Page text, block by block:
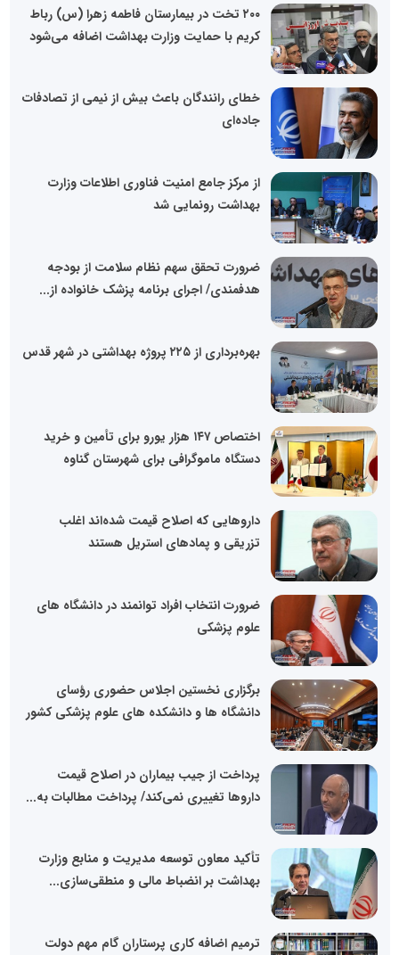
۲۰۰ تخت در بیمارستان فاطمه زهرا (س) رباط
کریم با حمایت وزارت بهداشت اضافه می‌شود
خطای رانندگان باعث بیش از نیمی از تصادفات
جاده‌ای
از مرکز جامع امنیت فناوری اطلاعات وزارت
بهداشت رونمایی شد
ضرورت تحقق سهم نظام سلامت از بودجه
هدفمندی/ اجرای برنامه پزشک خانواده از...
بهره‌برداری از ۲۲۵ پروژه بهداشتی در شهر قدس
اختصاص ۱۴۷ هزار یورو برای تأمین و خرید
دستگاه ماموگرافی برای شهرستان گناوه
داروهایی که اصلاح قیمت شده‌اند اغلب
تزریقی و پمادهای استریل هستند
ضرورت انتخاب افراد توانمند در دانشگاه های
علوم پزشکی
برگزاری نخستین اجلاس حضوری رؤسای
دانشگاه ها و دانشکده های علوم پزشکی کشور
پرداخت از جیب بیماران در اصلاح قیمت
داروها تغییری نمی‌کند/ پرداخت مطالبات به...
تأکید معاون توسعه مدیریت و منابع وزارت
بهداشت بر انضباط مالی و منطقی‌سازی...
ترمیم اضافه کاری پرستاران گام مهم دولت